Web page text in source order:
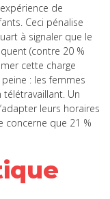
de
Ceci pénalise
à signaler que le
(contre 20 %
cette charge
: les femmes
Un
leurs horaires
concerne que 21 %